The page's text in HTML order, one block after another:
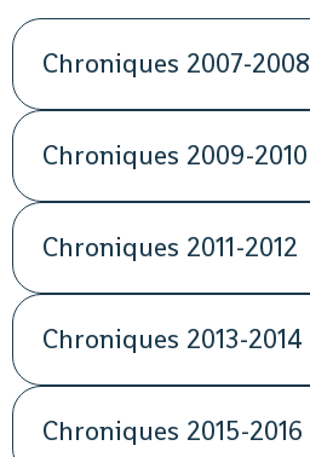
Chroniques 2007-2008
Chroniques 2009-2010
Chroniques 2011-2012
Chroniques 2013-2014
Chroniques 2015-2016